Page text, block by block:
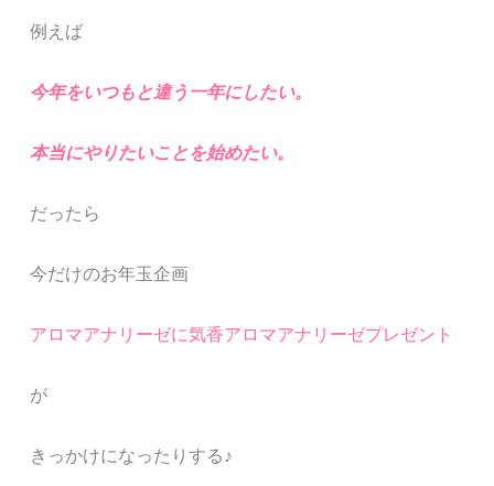
例えば
今年をいつもと違う一年にしたい。
本当にやりたいことを始めたい。
だったら
今だけのお年玉企画
アロマアナリーゼに気香アロマアナリーゼプレゼント
が
きっかけになったりする♪